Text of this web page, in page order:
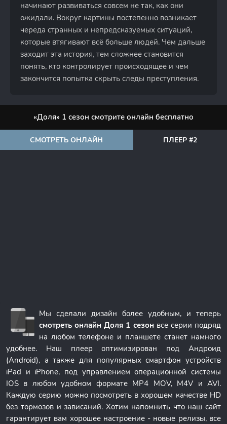
начинают развиваться совсем не так, как они
ожидали. Вокруг картины постепенно возникает
череда странных и непредсказуемых ситуаций,
которые втягивают всё больше людей. Чем дальше
заходит эта история, тем сложнее становится
понять, кто контролирует происходящее и чем
закончится попытка скрыть следы преступления.
«Доля» 1 сезон смотрите онлайн бесплатно
СМОТРЕТЬ ОНЛАЙН ПЛЕЕР #2
Мы сделали дизайн более удобным, и теперь
смотреть онлайн Доля 1 сезон все серии подряд
на любом телефоне и планшете станет намного
удобнее. Наш плеер оптимизирован под Андроид
(Android), а также для популярных смартфон устройств
iPad и iPhone, под управлением операционной системы
IOS в любом удобном формате MP4 MOV, M4V и AVI.
Каждую серию можно посмотреть в хорошем качестве HD
без тормозов и зависаний. Хотим напомнить что наш сайт
гарантирует вам хорошее настроение - новые релизы, все